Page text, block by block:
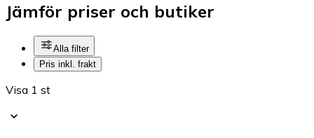
Jämför priser och butiker
Alla filter
Pris inkl. frakt
Visa 1 st